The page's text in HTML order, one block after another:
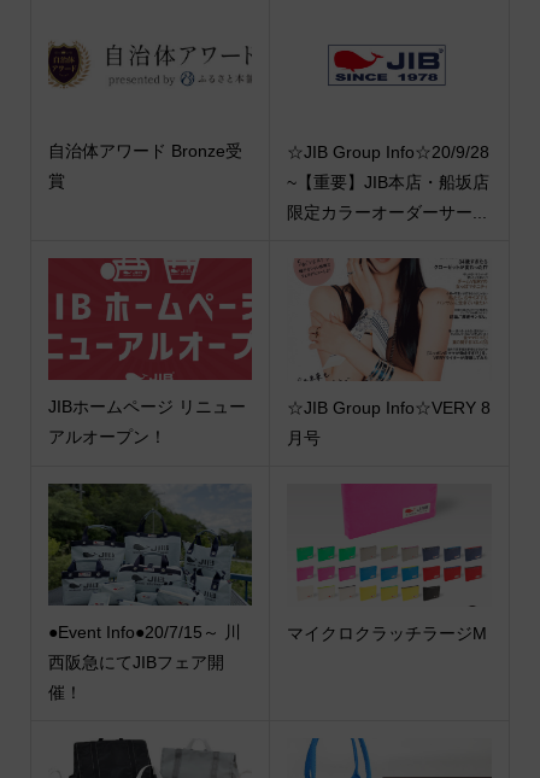
自治体アワード Bronze受
賞
☆JIB Group Info☆20/9/28
~【重要】JIB本店・船坂店
限定カラーオーダーサー...
JIBホームページ リニュー
アルオープン！
☆JIB Group Info☆VERY 8
月号
●Event Info●20/7/15～ 川
西阪急にてJIBフェア開
催！
マイクロクラッチラージM